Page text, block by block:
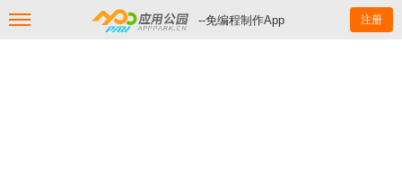
--免编程制作App 注册